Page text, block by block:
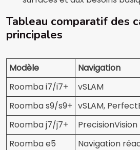
Tableau comparatif des
principales
Modèle Navigation
Roomba i7/i7+
vSLAM
Roomba s9/s9+ vSLAM,
Roomba j7/j7+
Roomba e5
Navigation